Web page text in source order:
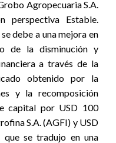
Agropecuaria S.A.
perspectiva Estable.
debe a una mejora en
de la disminución y
a través de la
obtenido por la
y la recomposición
capital por USD 100
S.A. (AGFI) y USD
que se tradujo en una